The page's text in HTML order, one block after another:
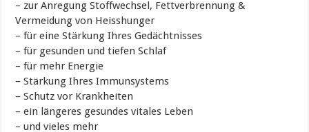
– zur Anregung Stoffwechsel, Fettverbrennung &
Vermeidung von Heisshunger
– für eine Stärkung Ihres Gedächtnisses
– für gesunden und tiefen Schlaf
– für mehr Energie
– Stärkung Ihres Immunsystems
– Schutz vor Krankheiten
– ein längeres gesundes vitales Leben
– und vieles mehr